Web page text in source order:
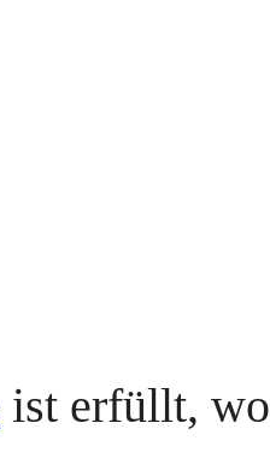
ist erfüllt, wo